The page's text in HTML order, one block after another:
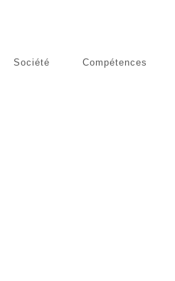
Société
Compétences